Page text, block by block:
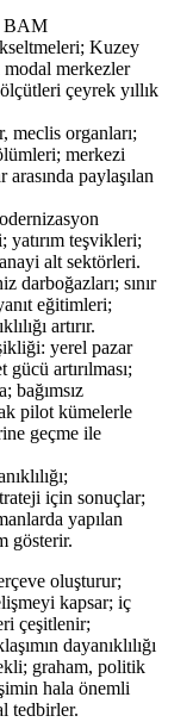
BAM
Kuzey
merkezler
çeyrek yıllık
meclis organları;
merkezi
paylaşılan
yatırım teşvikleri;
alt sektörleri.
darboğazları; sınır
eğitimleri;
artırır.
yerel pazar
artırılması;
bağımsız
pilot kümelerle
geçme ile
için sonuçlar;
yapılan
gösterir.
oluşturur;
kapsar; iç
çeşitlenir;
dayanıklılığı
graham, politik
hala önemli
tedbirler.